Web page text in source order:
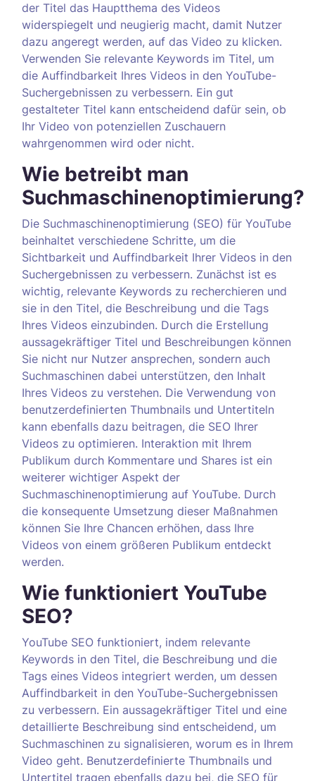
der Titel das Hauptthema des Videos
widerspiegelt und neugierig macht, damit Nutzer
dazu angeregt werden, auf das Video zu klicken.
Verwenden Sie relevante Keywords im Titel, um
die Auffindbarkeit Ihres Videos in den YouTube-
Suchergebnissen zu verbessern. Ein gut
gestalteter Titel kann entscheidend dafür sein, ob
Ihr Video von potenziellen Zuschauern
wahrgenommen wird oder nicht.
Wie betreibt man
Suchmaschinenoptimierung?
Die Suchmaschinenoptimierung (SEO) für YouTube
beinhaltet verschiedene Schritte, um die
Sichtbarkeit und Auffindbarkeit Ihrer Videos in den
Suchergebnissen zu verbessern. Zunächst ist es
wichtig, relevante Keywords zu recherchieren und
sie in den Titel, die Beschreibung und die Tags
Ihres Videos einzubinden. Durch die Erstellung
aussagekräftiger Titel und Beschreibungen können
Sie nicht nur Nutzer ansprechen, sondern auch
Suchmaschinen dabei unterstützen, den Inhalt
Ihres Videos zu verstehen. Die Verwendung von
benutzerdefinierten Thumbnails und Untertiteln
kann ebenfalls dazu beitragen, die SEO Ihrer
Videos zu optimieren. Interaktion mit Ihrem
Publikum durch Kommentare und Shares ist ein
weiterer wichtiger Aspekt der
Suchmaschinenoptimierung auf YouTube. Durch
die konsequente Umsetzung dieser Maßnahmen
können Sie Ihre Chancen erhöhen, dass Ihre
Videos von einem größeren Publikum entdeckt
werden.
Wie funktioniert YouTube
SEO?
YouTube SEO funktioniert, indem relevante
Keywords in den Titel, die Beschreibung und die
Tags eines Videos integriert werden, um dessen
Auffindbarkeit in den YouTube-Suchergebnissen
zu verbessern. Ein aussagekräftiger Titel und eine
detaillierte Beschreibung sind entscheidend, um
Suchmaschinen zu signalisieren, worum es in Ihrem
Video geht. Benutzerdefinierte Thumbnails und
Untertitel tragen ebenfalls dazu bei, die SEO für